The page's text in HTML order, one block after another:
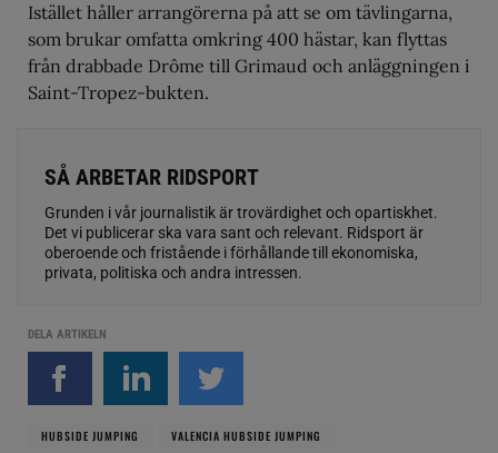
Istället håller arrangörerna på att se om tävlingarna,
som brukar omfatta omkring 400 hästar, kan flyttas
från drabbade Drôme till Grimaud och anläggningen i
Saint-Tropez-bukten.
SÅ ARBETAR RIDSPORT
Grunden i vår journalistik är trovärdighet och opartiskhet.
Det vi publicerar ska vara sant och relevant. Ridsport är
oberoende och fristående i förhållande till ekonomiska,
privata, politiska och andra intressen.
DELA ARTIKELN
HUBSIDE JUMPING VALENCIA HUBSIDE JUMPING